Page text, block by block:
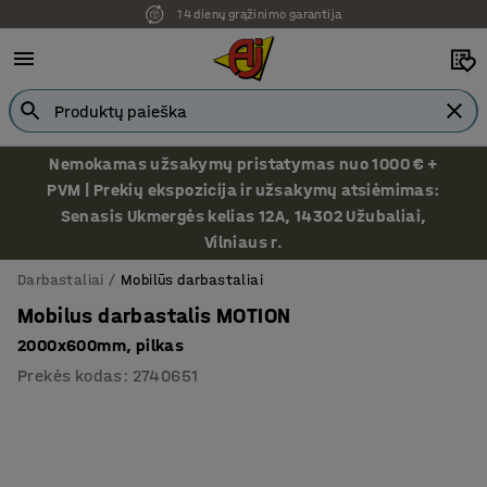
14 dienų grąžinimo garantija
Nemokamas užsakymų pristatymas nuo 1000 € +
PVM | Prekių ekspozicija ir užsakymų atsiėmimas:
Senasis Ukmergės kelias 12A, 14302 Užubaliai,
Vilniaus r.
Darbastaliai Mobilūs darbastaliai
Mobilus darbastalis MOTION
2000x600mm, pilkas
Prekės kodas : 2740651